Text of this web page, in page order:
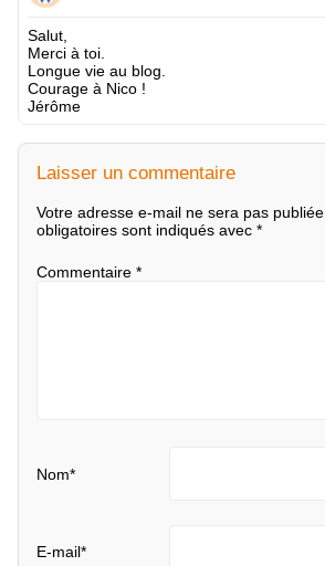
Salut,
Merci à toi.
Longue vie au blog.
Courage à Nico !
Jérôme
Laisser un commentaire
Votre adresse e-mail ne sera pas publiée.
obligatoires sont indiqués avec *
Commentaire *
Nom*
E-mail*